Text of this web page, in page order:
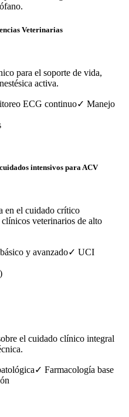
Veterinarias
para el soporte de vida,
activa.
ECG continuo✓ Manejo
intensivos para ACV
en el cuidado crítico
veterinarios de alto
y avanzado✓ UCI
el cuidado clínico integral
✓ Farmacología base